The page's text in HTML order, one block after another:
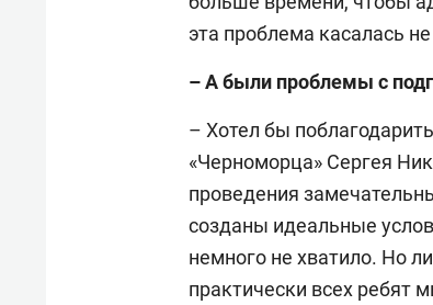
эта проблема касалась
– А были проблемы с
– Хотел бы
«Черноморца» Сергея
проведения
созданы идеальные
немного не хватило. Но
практически всех ребят